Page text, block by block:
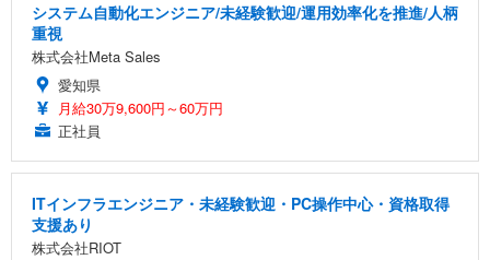
システム自動化エンジニア/未経験歓迎/運用効率化を推進/人柄
重視
株式会社Meta Sales
愛知県
月給30万9,600円～60万円
正社員
ITインフラエンジニア・未経験歓迎・PC操作中心・資格取得
支援あり
株式会社RIOT